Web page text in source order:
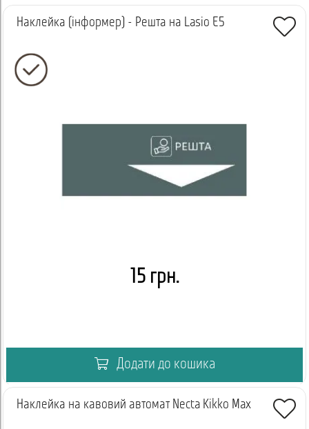
Наклейка (інформер) - Решта на Lasio E5
15 грн.
Додати до кошика
Наклейка на кавовий автомат Necta Kikko Max